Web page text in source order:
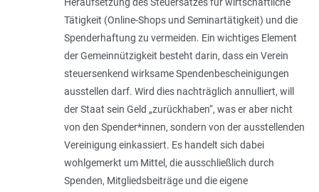
Heraufsetzung des Steuersatzes für wirtschaftliche
Tätigkeit (Online-Shops und Seminartätigkeit) und die
Spenderhaftung zu vermeiden. Ein wichtiges Element
der Gemeinnützigkeit besteht darin, dass ein Verein
steuersenkend wirksame Spendenbescheinigungen
ausstellen darf. Wird dies nachträglich annulliert, will
der Staat sein Geld „zurückhaben“, was er aber nicht
von den Spender*innen, sondern von der ausstellenden
Vereinigung einkassiert. Es handelt sich dabei
wohlgemerkt um Mittel, die ausschließlich durch
Spenden, Mitgliedsbeiträge und die eigene